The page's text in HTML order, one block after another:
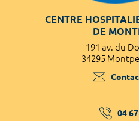
CENTRE
DE
191 av. du
34295
04